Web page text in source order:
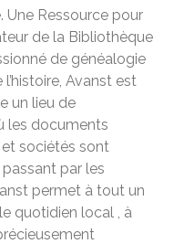
Ressource pour
de la Bibliothèque
de généalogie
Avanst est
un lieu de
les documents
sociétés sont
passant par les
permet à tout un
quotidien local , à